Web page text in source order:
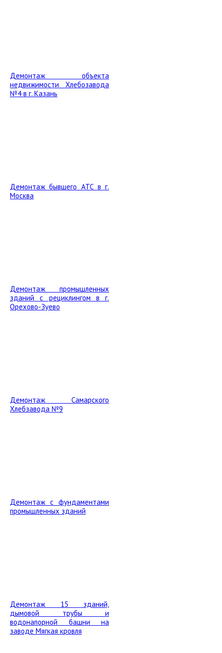
Демонтаж объекта
недвижимости Хлебозавода
№4 в г. Казань
Демонтаж бывшего АТС в г.
Москва
Демонтаж промышленных
зданий с рециклингом в г.
Орехово-Зуево
Демонтаж Самарского
Хлебзавода №9
Демонтаж с фундаментами
промышленных зданий
Демонтаж 15 зданий,
дымовой трубы и
водонапорной башни на
заводе Мягкая кровля